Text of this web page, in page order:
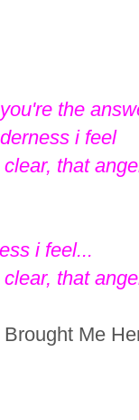
the
i feel
that
i feel...
that
Me